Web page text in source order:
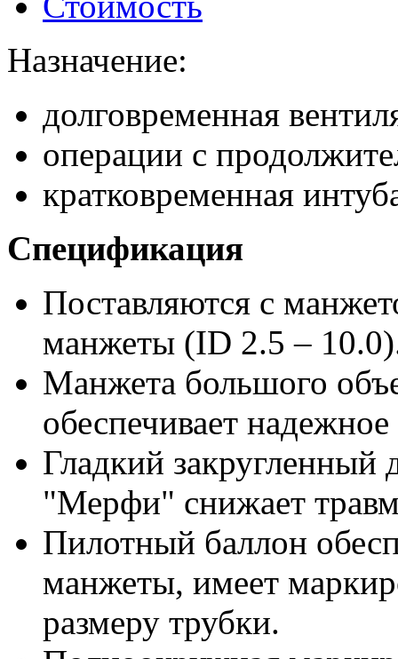
Назначение:
долговременная
операции с
кратковременная
Спецификация
Поставляются с
манжеты (ID 2.5 –
Манжета большого
обеспечивает
Гладкий
"Мерфи" снижает
Пилотный баллон
манжеты, имеет
размеру трубки.